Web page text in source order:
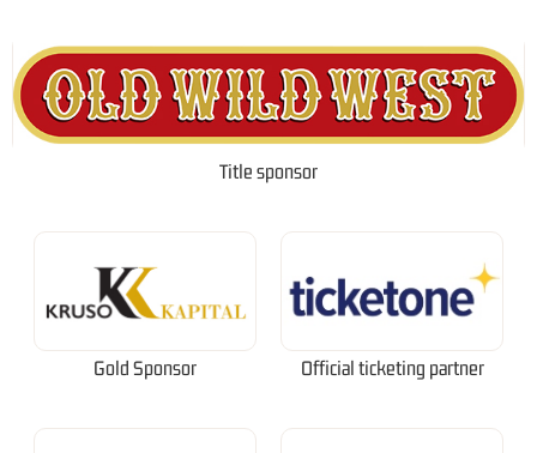
Title sponsor
Gold Sponsor Official ticketing partner